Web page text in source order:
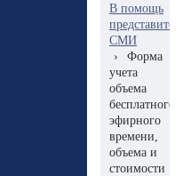
В помощь
СМИ
›
Форма
учета
объема
бесплатного
эфирного
времени,
объема и
стоимости